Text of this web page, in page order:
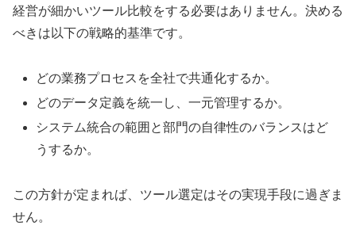
経営が細かいツール比較をする必要はありません。決める
べきは以下の戦略的基準です。
どの業務プロセスを全社で共通化するか。
どのデータ定義を統一し、一元管理するか。
システム統合の範囲と部門の自律性のバランスはど
うするか。
この方針が定まれば、ツール選定はその実現手段に過ぎま
せん。